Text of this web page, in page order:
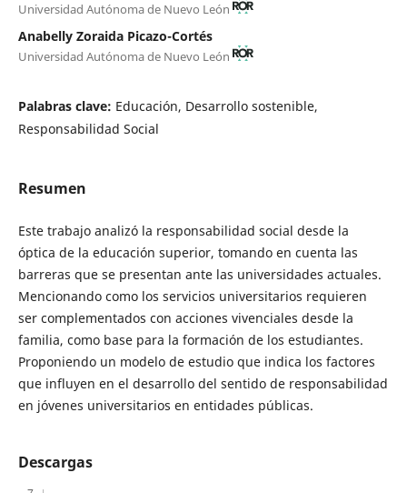
Universidad Autónoma de Nuevo León
Anabelly Zoraida Picazo-Cortés
Universidad Autónoma de Nuevo León
Palabras clave: Educación, Desarrollo sostenible,
Responsabilidad Social
Resumen
Este trabajo analizó la responsabilidad social desde la
óptica de la educación superior, tomando en cuenta las
barreras que se presentan ante las universidades actuales.
Mencionando como los servicios universitarios requieren
ser complementados con acciones vivenciales desde la
familia, como base para la formación de los estudiantes.
Proponiendo un modelo de estudio que indica los factores
que influyen en el desarrollo del sentido de responsabilidad
en jóvenes universitarios en entidades públicas.
Descargas